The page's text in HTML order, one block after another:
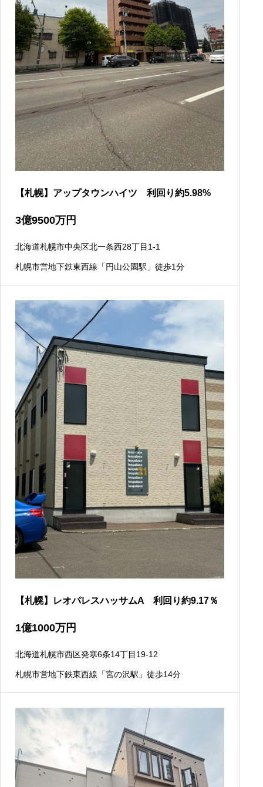
【札幌】アップタウンハイツ 利回り約5.98%
3億9500万円
北海道札幌市中央区北一条西28丁目1-1
札幌市営地下鉄東西線「円山公園駅」徒歩1分
【札幌】レオパレスハッサムA 利回り約9.17％
1億1000万円
北海道札幌市西区発寒6条14丁目19-12
札幌市営地下鉄東西線「宮の沢駅」徒歩14分